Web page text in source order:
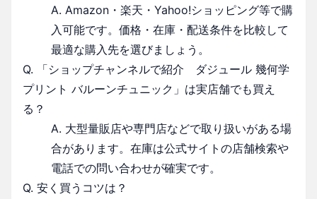
A. Amazon・楽天・Yahoo!ショッピング等で購
入可能です。価格・在庫・配送条件を比較して
最適な購入先を選びましょう。
Q. 「ショップチャンネルで紹介 ダジュール 幾何学
プリント バルーンチュニック」は実店舗でも買え
る？
A. 大型量販店や専門店などで取り扱いがある場
合があります。在庫は公式サイトの店舗検索や
電話での問い合わせが確実です。
Q. 安く買うコツは？